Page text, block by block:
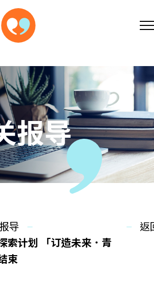
（按回车键）
A A A EN
报导
导
索计划 「订造未来．青
束
返